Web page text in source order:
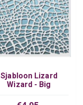
Sjabloon Lizard
Wizard - Big